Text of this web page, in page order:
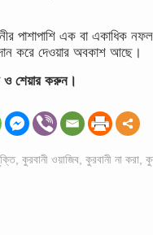
পাশাপাশি এক বা একাধিক
করে দেওয়ার অবকাশ আছে।
ও শেয়ার করুন।
, কুরবানী ওয়াজিব কুরবানী না করা